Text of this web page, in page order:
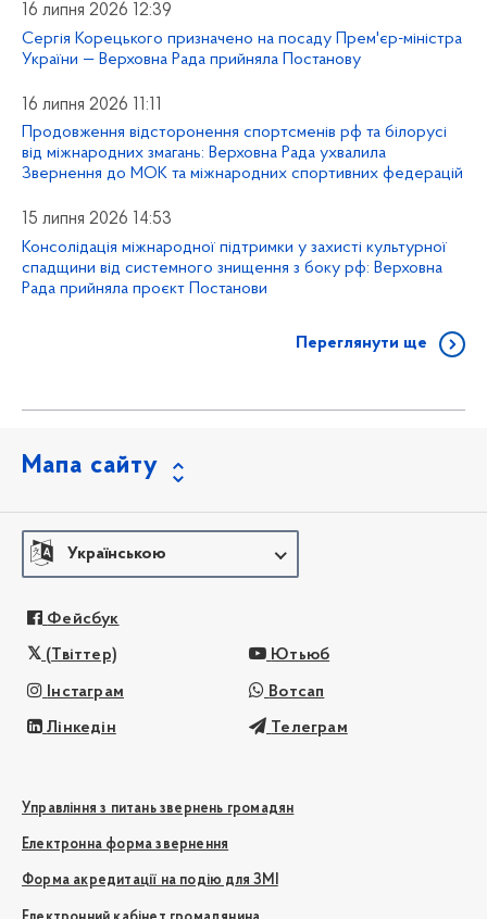
16 липня 2026 12:39
Сергія Корецького призначено на посаду Прем'єр-міністра
України — Верховна Рада прийняла Постанову
16 липня 2026 11:11
Продовження відсторонення спортсменів рф та білорусі
від міжнародних змагань: Верховна Рада ухвалила
Звернення до МОК та міжнародних спортивних федерацій
15 липня 2026 14:53
Консолідація міжнародної підтримки у захисті культурної
спадщини від системного знищення з боку рф: Верховна
Рада прийняла проєкт Постанови
Переглянути ще
Мапа сайту
Українською
Фейсбук
(Твіттер) Ютьюб
Інстаграм Вотсап
Лінкедін Телеграм
Управління з питань звернень громадян
Електронна форма звернення
Форма акредитації на подію для ЗМІ